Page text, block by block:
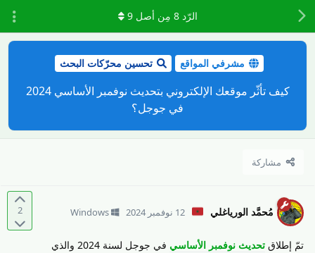
مشرفي المواقع تحسين محرّكات البحث
كيف تأثّر موقعك الإلكتروني بتحديث نوفمبر الأساسي 2024
في جوجل؟
مشاركة
الرّد8 مِن أصل9
2 مُحمَّد الورياغلي 12 نوفمبر 2024 Windows
تمّ إطلاق تحديث نوفمبر الأساسي
في جوجل لسنة 2024 والذي